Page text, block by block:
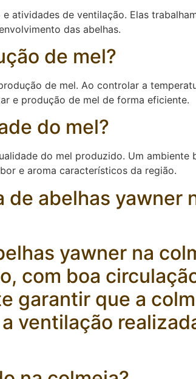
atividades de ventilação. Elas
das abelhas.
de mel?
de mel. Ao controlar a
e produção de mel de forma eficiente.
do mel?
do mel produzido. Um ambiente
e aroma característicos da região.
abelhas yawner
yawner na
com boa
garantir que a
ventilação